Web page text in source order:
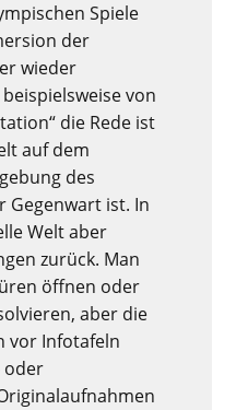
Spiele
der
wieder
von
die Rede ist
auf dem
des
Gegenwart ist. In
Welt aber
zurück. Man
öffnen oder
aber die
vor Infotafeln
oder